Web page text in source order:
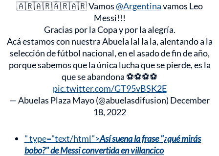
🇦🇷🇦🇷🇦🇷🇦🇷 Vamos@Argentinavamos Leo
Messi!!!
Gracias por la Copa y por la alegría.
Acá estamos con nuestra Abuela lal la la, alentando a la
selección de fútbol nacional, en el asado de fin de año,
porque sabemos que la única lucha que se pierde, es la
que se abandona ⚽️⚽️⚽️⚽️
pic.twitter.com/GT95vBSK2E
— Abuelas Plaza Mayo (@abuelasdifusion) December
18, 2022
" type="text/html">Así suena la frase "¿qué mirás
bobo?" de Messi convertida en villancico